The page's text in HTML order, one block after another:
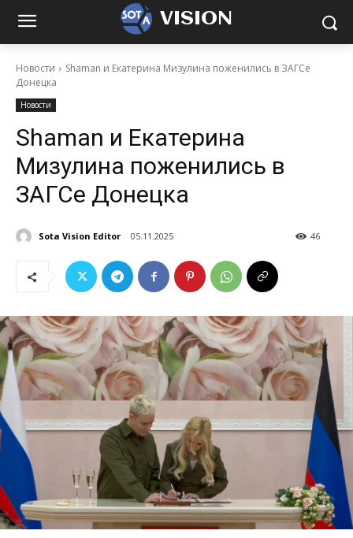
VISION
Новости
Shaman и Екатерина Мизулина поженились в ЗАГСе
Донецка
Новости
Shaman и Екатерина
Мизулина поженились в
ЗАГСе Донецка
Sota Vision Editor 05.11.2025 46